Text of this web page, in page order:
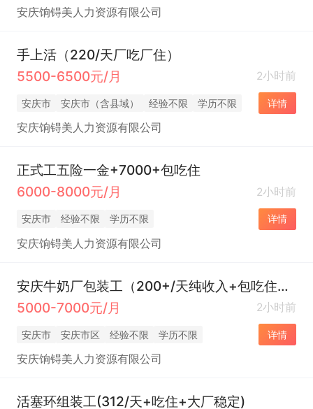
安庆饷锝美人力资源有限公司
手上活（220/天厂吃厂住）
5500-6500元/月
2小时前
安庆市 安庆市（含县域） 经验不限 学历不限 详情
安庆饷锝美人力资源有限公司
正式工五险一金+7000+包吃住
6000-8000元/月
2小时前
安庆市 经验不限 学历不限 详情
安庆饷锝美人力资源有限公司
安庆牛奶厂包装工（200+/天纯收入+包吃住+提供被子）
5000-7000元/月
2小时前
安庆市 安庆市区 经验不限 学历不限 详情
安庆饷锝美人力资源有限公司
活塞环组装工(312/天+吃住+大厂稳定)